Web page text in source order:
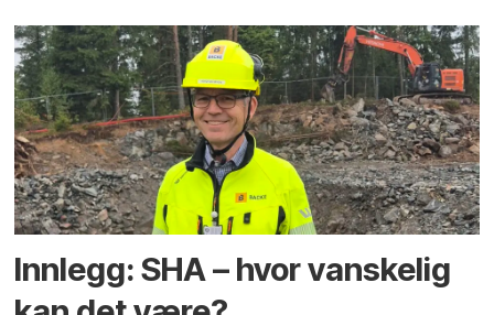
Innlegg: SHA – hvor vanskelig